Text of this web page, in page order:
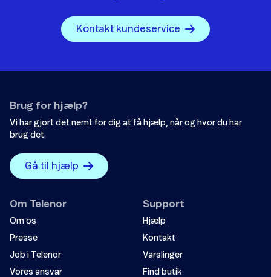
Kontakt kundeservice
Brug for hjælp?
Vi har gjort det nemt for dig at få hjælp, når og hvor du har
brug det.
Gå til hjælp
Om Telenor
Om os
Presse
Job i Telenor
Vores ansvar
Support
Hjælp
Kontakt
Varslinger
Find butik